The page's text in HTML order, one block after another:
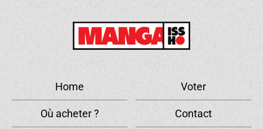
Home Voter
Où acheter ? Contact